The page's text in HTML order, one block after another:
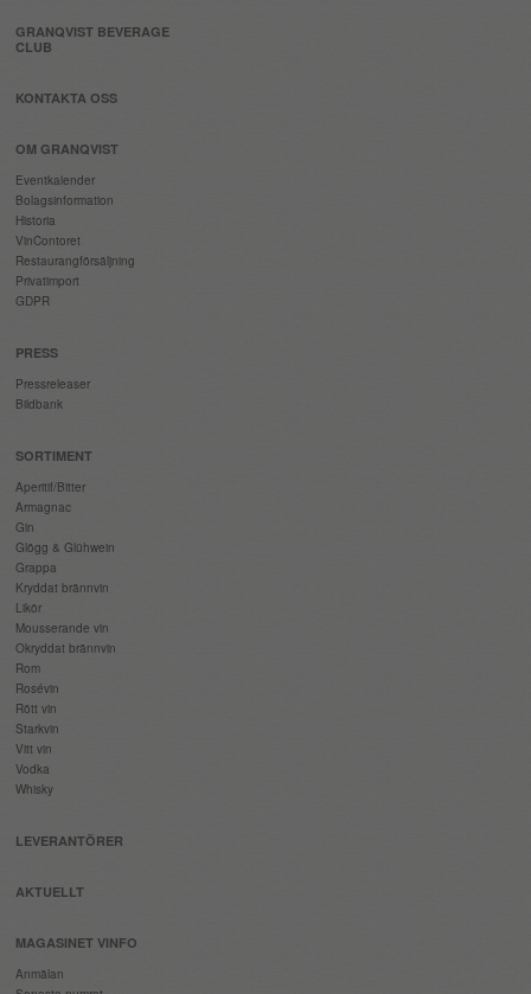
GRANQVIST BEVERAGE
CLUB
KONTAKTA OSS
OM GRANQVIST
Eventkalender
Bolagsinformation
Historia
VinContoret
Restaurangförsäljning
Privatimport
GDPR
PRESS
Pressreleaser
Bildbank
SORTIMENT
Aperitif/Bitter
Armagnac
Gin
Glögg & Glühwein
Grappa
Kryddat brännvin
Likör
Mousserande vin
Okryddat brännvin
Rom
Rosévin
Rött vin
Starkvin
Vitt vin
Vodka
Whisky
LEVERANTÖRER
AKTUELLT
MAGASINET VINFO
Anmälan